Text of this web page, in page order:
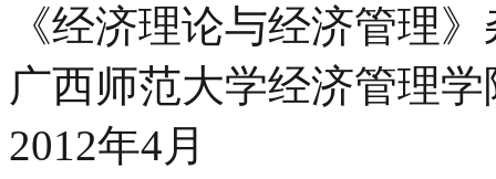
《经济理论与经济管理
广西师范大学经济管理学
2012年4月